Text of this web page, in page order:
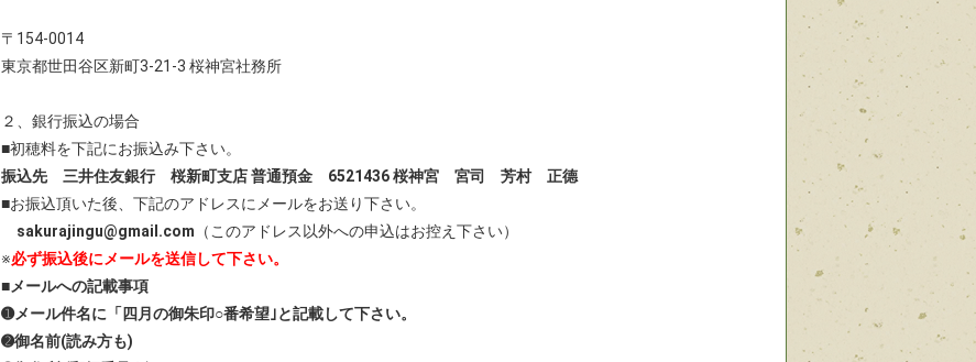
〒154-0014
東京都世田谷区新町3-21-3 桜神宮社務所
２、銀行振込の場合
■初穂料を下記にお振込み下さい。
振込先 三井住友銀行 桜新町支店 普通預金 6521436 桜神宮 宮司 芳村 正德
■お振込頂いた後、下記のアドレスにメールをお送り下さい。
sakurajingu@gmail.com （このアドレス以外への申込はお控え下さい）
※必ず振込後にメールを送信して下さい。
■メールへの記載事項
➊メール件名に「四月の御朱印○番希望｣と記載して下さい。
➋御名前(読み方も)